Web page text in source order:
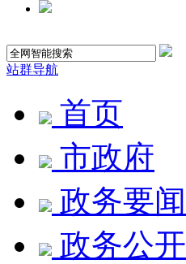
站群导航
首页
市政府
政务要闻
政务公开